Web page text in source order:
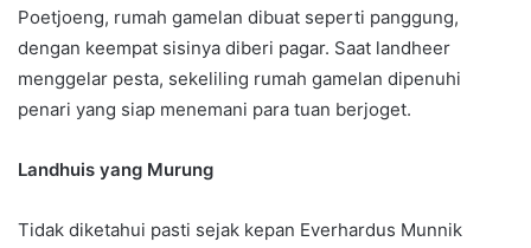
Poetjoeng, rumah gamelan dibuat seperti panggung,
dengan keempat sisinya diberi pagar. Saat landheer
menggelar pesta, sekeliling rumah gamelan dipenuhi
penari yang siap menemani para tuan berjoget.
Landhuis yang Murung
Tidak diketahui pasti sejak kepan Everhardus Munnik